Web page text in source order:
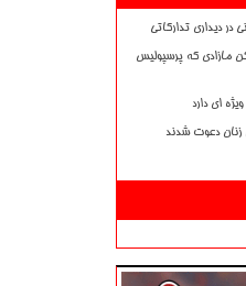
در دیداری تدارکاتی
مازادی که پرسپولیس
ای دارد